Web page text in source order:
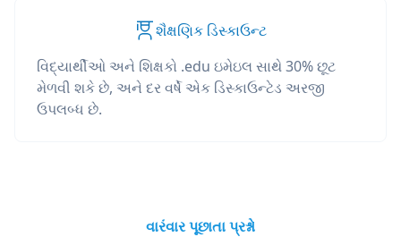
શૈક્ષણિક ડિસ્કાઉન્ટ
વિદ્યાર્થીઓ અને શિક્ષકો .edu ઇમેઇલ સાથે 30% છૂટ
મેળવી શકે છે, અને દર વર્ષે એક ડિસ્કાઉન્ટેડ અરજી
ઉપલબ્ધ છે.
વારંવાર પૂછાતા પ્રશ્નો